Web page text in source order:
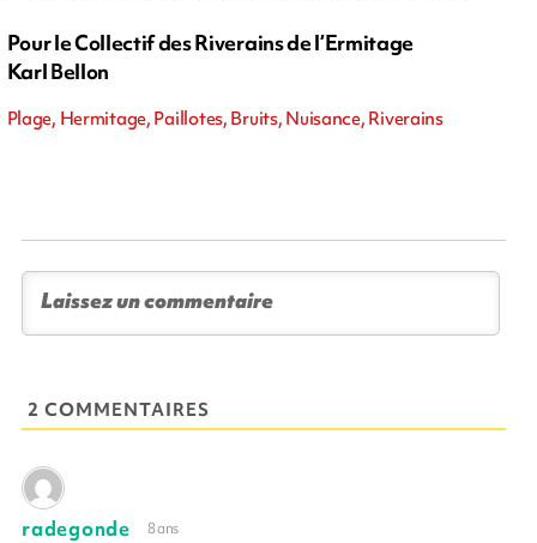
Pour le Collectif des Riverains de l’Ermitage
Karl Bellon
Plage, Hermitage, Paillotes, Bruits, Nuisance, Riverains
2 COMMENTAIRES
radegonde 8 ans